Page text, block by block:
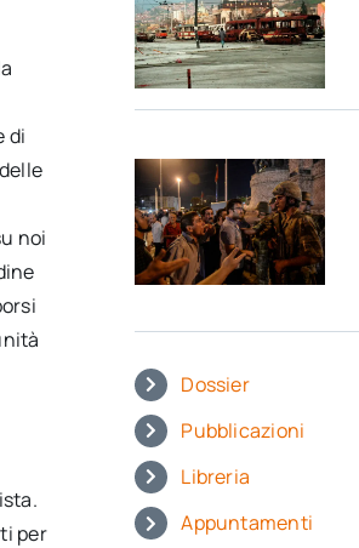
di
noi
per
Dossier
Pubblicazioni
Libreria
Appuntamenti